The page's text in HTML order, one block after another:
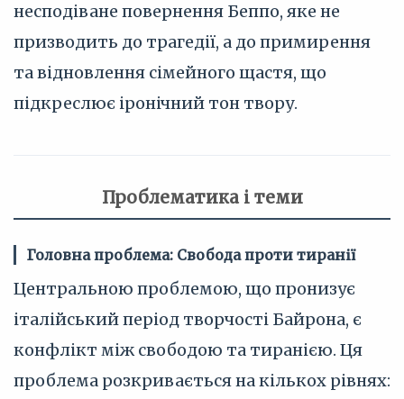
несподіване повернення Беппо, яке не
призводить до трагедії, а до примирення
та відновлення сімейного щастя, що
підкреслює іронічний тон твору.
Проблематика і теми
Головна проблема: Свобода проти тиранії
Центральною проблемою, що пронизує
італійський період творчості Байрона, є
конфлікт між свободою та тиранією. Ця
проблема розкривається на кількох рівнях: